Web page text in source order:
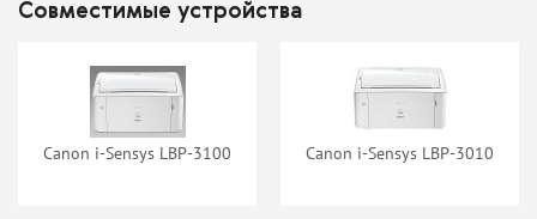
нет в наличии
Совместимые устройства
Canon i-Sensys LBP-3100 Canon i-Sensys LBP-3010